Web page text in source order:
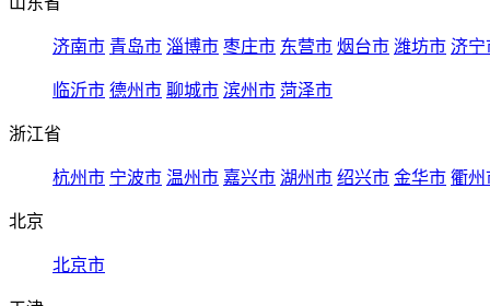
济南市 青岛市 淄博市 枣庄市 东营市 烟台市 潍坊市 济宁
临沂市 德州市 聊城市 滨州市 菏泽市
浙江省
杭州市 宁波市 温州市 嘉兴市 湖州市 绍兴市 金华市 衢州
北京
北京市